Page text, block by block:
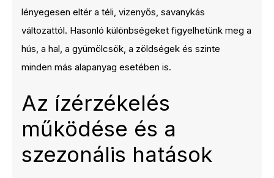
lényegesen eltér a téli, vizenyős, savanykás
változattól. Hasonló különbségeket figyelhetünk meg a
hús, a hal, a gyümölcsök, a zöldségek és szinte
minden más alapanyag esetében is.
Az ízérzékelés
működése és a
szezonális hatások